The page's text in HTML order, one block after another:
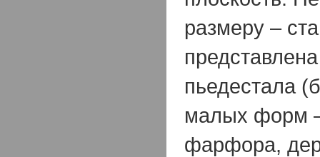
размеру –
пьедестала
малых форм
фарфора,